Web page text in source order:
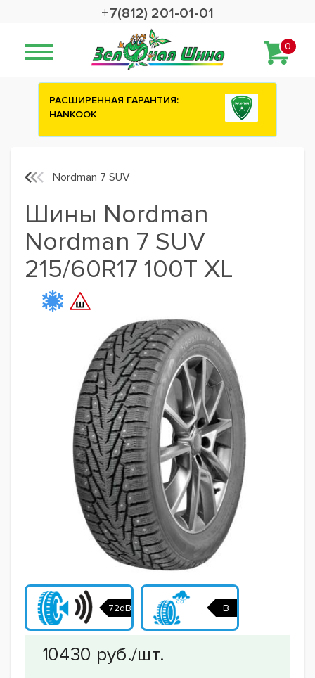
+7(812) 201-01-01
0
Сashback 2500 рублей на зимние
Nordman 7 SUV
Шины Nordman
Nordman 7 SUV
215/60R17 100T XL
72dB B